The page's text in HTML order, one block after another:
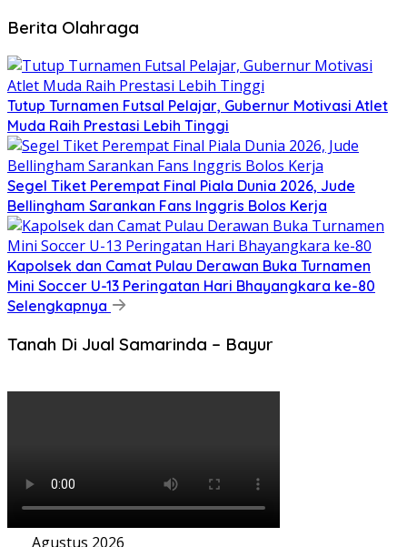
Berita Olahraga
Tutup Turnamen Futsal Pelajar, Gubernur Motivasi Atlet
Muda Raih Prestasi Lebih Tinggi
Segel Tiket Perempat Final Piala Dunia 2026, Jude
Bellingham Sarankan Fans Inggris Bolos Kerja
Kapolsek dan Camat Pulau Derawan Buka Turnamen
Mini Soccer U-13 Peringatan Hari Bhayangkara ke-80
Selengkapnya
Tanah Di Jual Samarinda – Bayur
Agustus 2026